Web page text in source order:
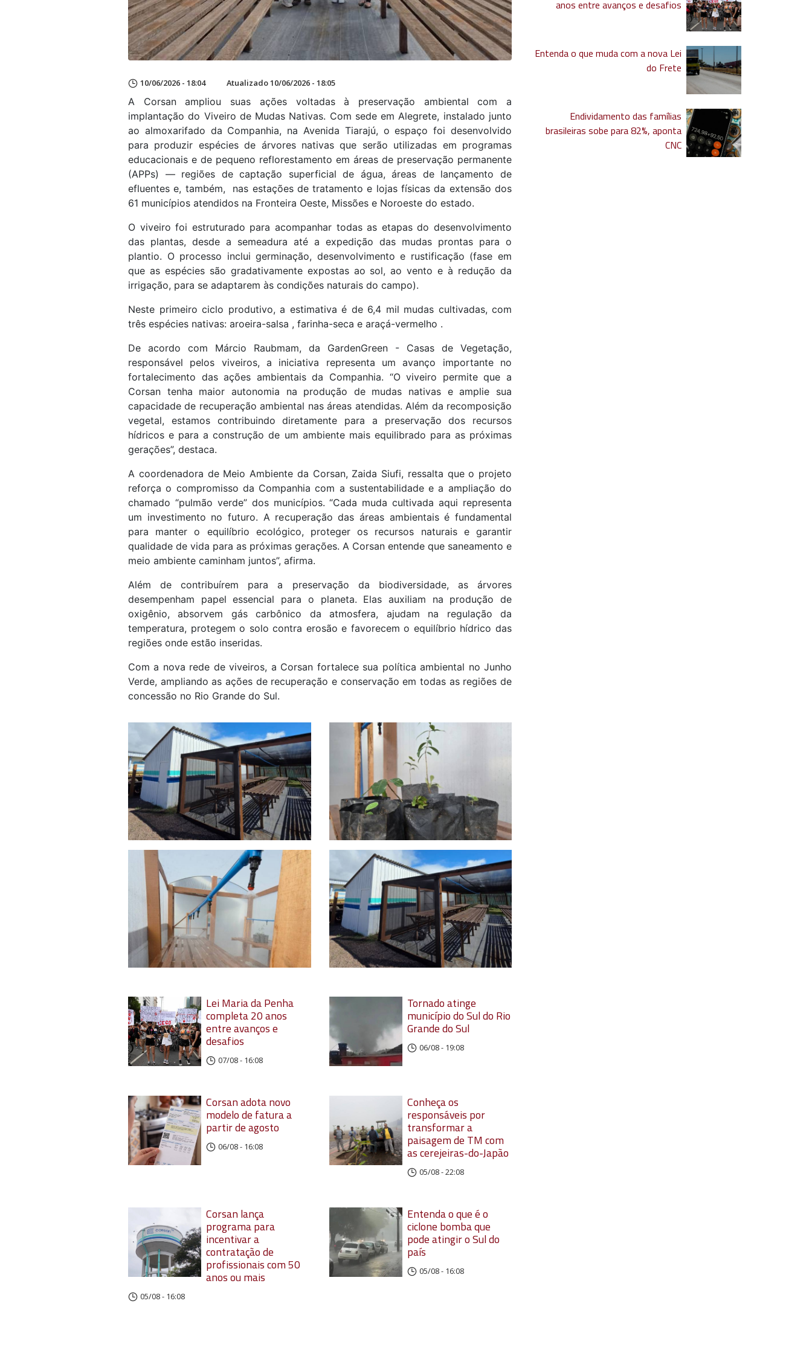
10/06/2026 - 18:04 Atualizado 10/06/2026 - 18:05
A Corsan ampliou suas ações voltadas à preservação ambiental com a
implantação do Viveiro de Mudas Nativas. Com sede em Alegrete, instalado junto
ao almoxarifado da Companhia, na Avenida Tiarajú, o espaço foi desenvolvido
para produzir espécies de árvores nativas que serão utilizadas em programas
educacionais e de pequeno reflorestamento em áreas de preservação permanente
(APPs) — regiões de captação superficial de água, áreas de lançamento de
efluentes e, também, nas estações de tratamento e lojas físicas da extensão dos
61 municípios atendidos na Fronteira Oeste, Missões e Noroeste do estado.
O viveiro foi estruturado para acompanhar todas as etapas do desenvolvimento
das plantas, desde a semeadura até a expedição das mudas prontas para o
plantio. O processo inclui germinação, desenvolvimento e rustificação (fase em
que as espécies são gradativamente expostas ao sol, ao vento e à redução da
irrigação, para se adaptarem às condições naturais do campo).
Neste primeiro ciclo produtivo, a estimativa é de 6,4 mil mudas cultivadas, com
três espécies nativas: aroeira-salsa , farinha-seca e araçá-vermelho .
De acordo com Márcio Raubmam, da GardenGreen - Casas de Vegetação,
responsável pelos viveiros, a iniciativa representa um avanço importante no
fortalecimento das ações ambientais da Companhia. “O viveiro permite que a
Corsan tenha maior autonomia na produção de mudas nativas e amplie sua
capacidade de recuperação ambiental nas áreas atendidas. Além da recomposição
vegetal, estamos contribuindo diretamente para a preservação dos recursos
hídricos e para a construção de um ambiente mais equilibrado para as próximas
gerações”, destaca.
A coordenadora de Meio Ambiente da Corsan, Zaida Siufi, ressalta que o projeto
reforça o compromisso da Companhia com a sustentabilidade e a ampliação do
chamado “pulmão verde” dos municípios. “Cada muda cultivada aqui representa
um investimento no futuro. A recuperação das áreas ambientais é fundamental
para manter o equilíbrio ecológico, proteger os recursos naturais e garantir
qualidade de vida para as próximas gerações. A Corsan entende que saneamento e
meio ambiente caminham juntos”, afirma.
Além de contribuírem para a preservação da biodiversidade, as árvores
desempenham papel essencial para o planeta. Elas auxiliam na produção de
oxigênio, absorvem gás carbônico da atmosfera, ajudam na regulação da
temperatura, protegem o solo contra erosão e favorecem o equilíbrio hídrico das
regiões onde estão inseridas.
Com a nova rede de viveiros, a Corsan fortalece sua política ambiental no Junho
Verde, ampliando as ações de recuperação e conservação em todas as regiões de
concessão no Rio Grande do Sul.
Lei Maria da Penha
completa 20 anos
entre avanços e
desafios
07/08 - 16:08
Tornado atinge
município do Sul do Rio
Grande do Sul
06/08 - 19:08
Corsan adota novo
modelo de fatura a
partir de agosto
06/08 - 16:08
Conheça os
responsáveis por
transformar a
paisagem de TM com
as cerejeiras-do-Japão
05/08 - 22:08
Corsan lança
programa para
incentivar a
contratação de
profissionais com 50
anos ou mais
05/08 - 16:08
Entenda o que é o
ciclone bomba que
pode atingir o Sul do
país
05/08 - 16:08
anos entre avanços e desafios
Entenda o que muda com a nova Lei
do Frete
Endividamento das famílias
brasileiras sobe para 82%, aponta
CNC